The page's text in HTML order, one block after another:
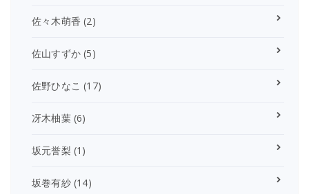
佐々木萌香 (2)
佐山すずか (5)
佐野ひなこ (17)
冴木柚葉(6)
坂元誉梨 (1)
坂巻有紗(14)